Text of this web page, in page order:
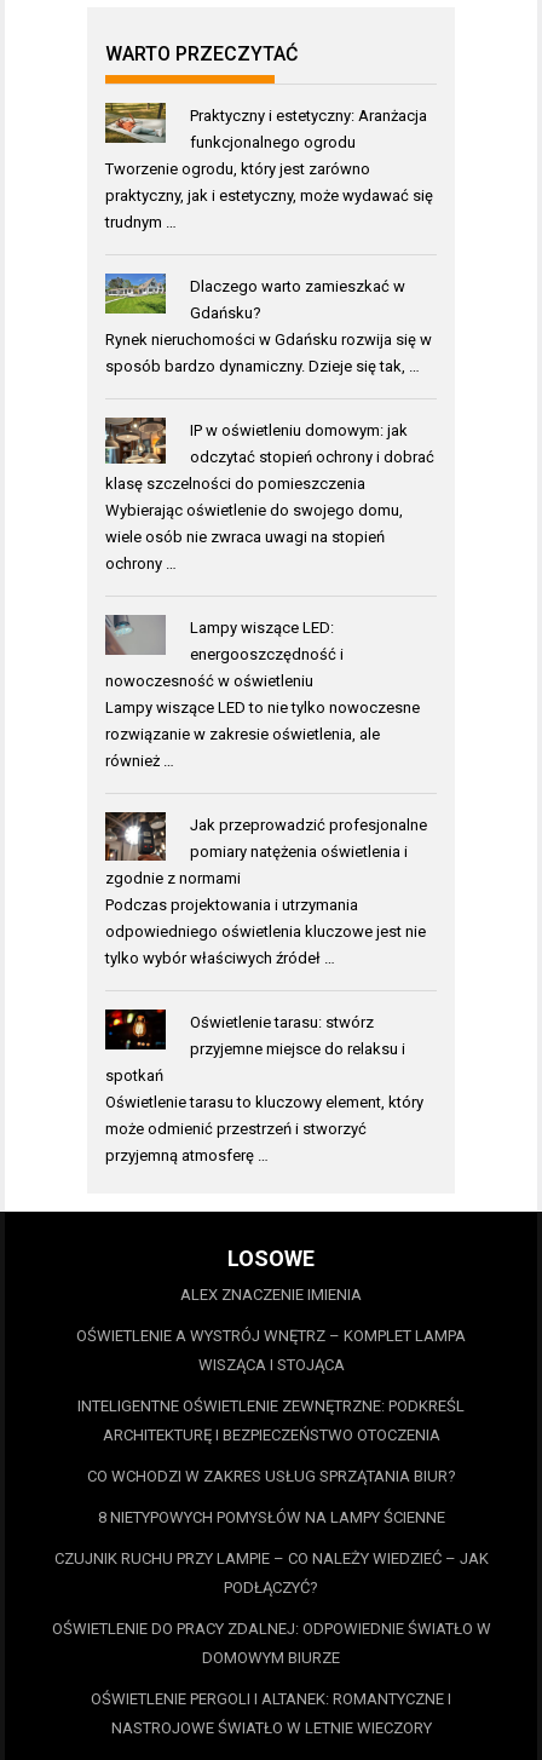
WARTO PRZECZYTAĆ
Praktyczny i estetyczny: Aranżacja
funkcjonalnego ogrodu
Tworzenie ogrodu, który jest zarówno
praktyczny, jak i estetyczny, może wydawać się
trudnym …
Dlaczego warto zamieszkać w
Gdańsku?
Rynek nieruchomości w Gdańsku rozwija się w
sposób bardzo dynamiczny. Dzieje się tak, …
IP w oświetleniu domowym: jak
odczytać stopień ochrony i dobrać
klasę szczelności do pomieszczenia
Wybierając oświetlenie do swojego domu,
wiele osób nie zwraca uwagi na stopień
ochrony …
Lampy wiszące LED:
energooszczędność i
nowoczesność w oświetleniu
Lampy wiszące LED to nie tylko nowoczesne
rozwiązanie w zakresie oświetlenia, ale
również …
Jak przeprowadzić profesjonalne
pomiary natężenia oświetlenia i
zgodnie z normami
Podczas projektowania i utrzymania
odpowiedniego oświetlenia kluczowe jest nie
tylko wybór właściwych źródeł …
Oświetlenie tarasu: stwórz
przyjemne miejsce do relaksu i
spotkań
Oświetlenie tarasu to kluczowy element, który
może odmienić przestrzeń i stworzyć
przyjemną atmosferę …
LOSOWE
ALEX ZNACZENIE IMIENIA
OŚWIETLENIE A WYSTRÓJ WNĘTRZ – KOMPLET LAMPA
WISZĄCA I STOJĄCA
INTELIGENTNE OŚWIETLENIE ZEWNĘTRZNE: PODKREŚL
ARCHITEKTURĘ I BEZPIECZEŃSTWO OTOCZENIA
CO WCHODZI W ZAKRES USŁUG SPRZĄTANIA BIUR?
8 NIETYPOWYCH POMYSŁÓW NA LAMPY ŚCIENNE
CZUJNIK RUCHU PRZY LAMPIE – CO NALEŻY WIEDZIEĆ – JAK
PODŁĄCZYĆ?
OŚWIETLENIE DO PRACY ZDALNEJ: ODPOWIEDNIE ŚWIATŁO W
DOMOWYM BIURZE
OŚWIETLENIE PERGOLI I ALTANEK: ROMANTYCZNE I
NASTROJOWE ŚWIATŁO W LETNIE WIECZORY